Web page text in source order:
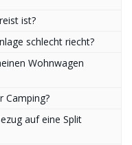
ist?
schlecht riecht?
Wohnwagen
Camping?
auf eine Split